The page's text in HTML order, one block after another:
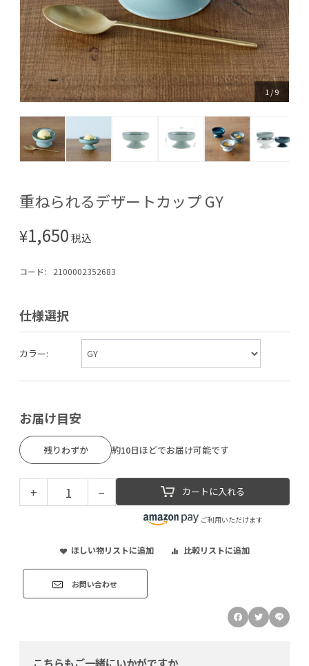
1 /9
重ねられるデザートカップ GY
¥1,650税込
コード: 2100002352683
仕様選択
カラー:
お届け目安
残りわずか 約10日ほどでお届け可能です
+ − カートに入れる
ご利用いただけます
ほしい物リストに追加 比較リストに追加
お問い合わせ
こちらもご一緒にいかがですか